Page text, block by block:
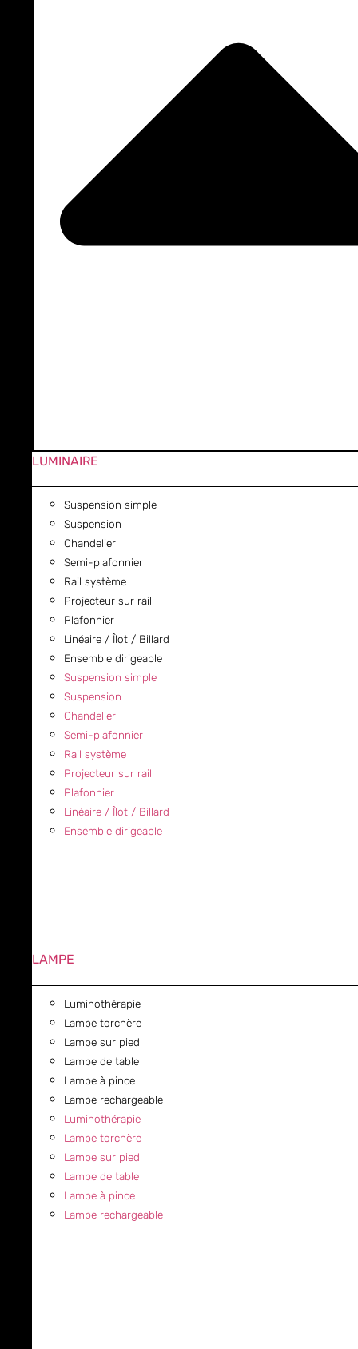
LUMINAIRE
Suspension simple
Suspension
Chandelier
Semi-plafonnier
Rail système
Projecteur sur rail
Plafonnier
Linéaire / Îlot / Billard
Ensemble dirigeable
Suspension simple
Suspension
Chandelier
Semi-plafonnier
Rail système
Projecteur sur rail
Plafonnier
Linéaire / Îlot / Billard
Ensemble dirigeable
LAMPE
Luminothérapie
Lampe torchère
Lampe sur pied
Lampe de table
Lampe à pince
Lampe rechargeable
Luminothérapie
Lampe torchère
Lampe sur pied
Lampe de table
Lampe à pince
Lampe rechargeable